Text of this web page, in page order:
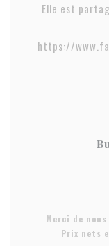
Elle est
https://
Merci de
Prix nets